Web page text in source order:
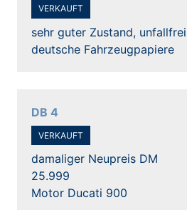
VERKAUFT
sehr guter Zustand, unfallfrei
deutsche Fahrzeugpapiere
DB 4
VERKAUFT
damaliger Neupreis DM
25.999
Motor Ducati 900